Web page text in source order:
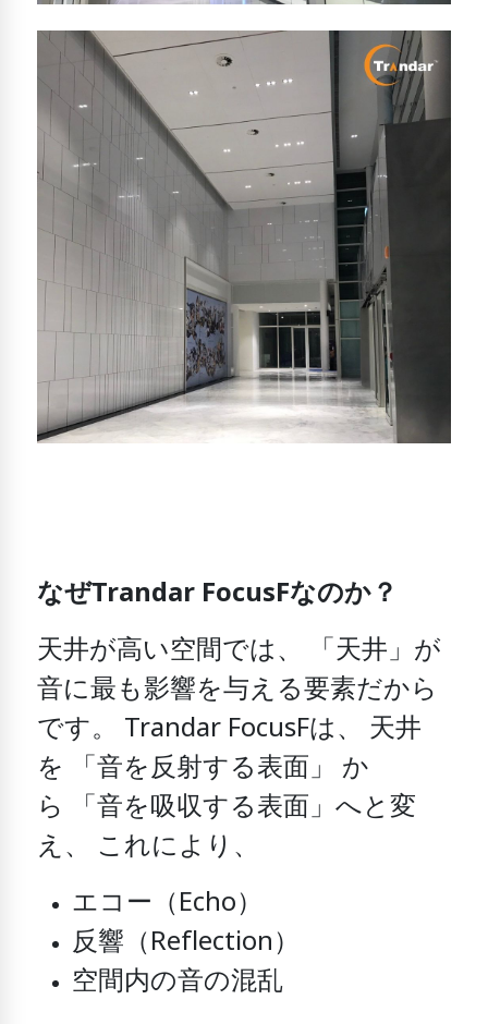
なぜTrandar FocusFなのか？
天井が高い空間では、
「天井」が
音に最も影響を与える要素だから
です。 Trandar FocusFは、
天井
を 「音を反射する表面」か
ら
「音を吸収する表面」へと変
え、 これにより、
エコー（Echo）
反響（Reflection）
空間内の音の混乱